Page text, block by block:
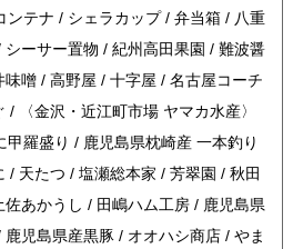
ンテナ / シェラカップ / 弁当箱 / 八重
シーサー置物 / 紀州高田果園 / 難波醤
味噌 / 高野屋 / 十字屋 / 名古屋コーチ
/ 〈金沢・近江町市場 ヤマカ水産〉
甲羅盛り / 鹿児島県枕崎産 一本釣り
/ 天たつ / 塩瀬総本家 / 芳翠園 / 秋田
佐あかうし / 田嶋ハム工房 / 鹿児島県
鹿児島県産黒豚 / オオハシ商店 / やま